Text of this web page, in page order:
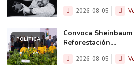
2026-08-05
POLÍTICA
Convoca
Reforestación....
2026-08-05